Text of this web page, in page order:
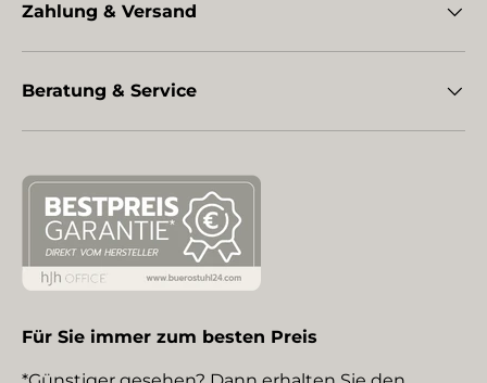
Zahlung & Versand
Beratung & Service
Für Sie immer zum besten Preis